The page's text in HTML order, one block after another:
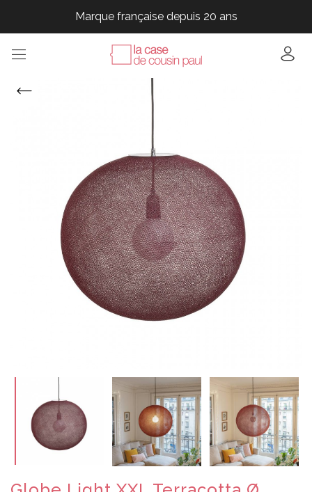
Marque française depuis 20 ans
Marque française depuis 20 ans
Marque française depuis 20 ans
Marque française depuis 20 ans